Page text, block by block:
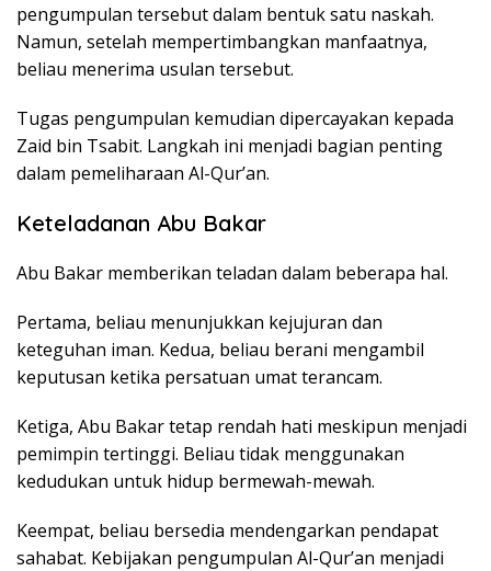
pengumpulan tersebut dalam bentuk satu naskah.
Namun, setelah mempertimbangkan manfaatnya,
beliau menerima usulan tersebut.
Tugas pengumpulan kemudian dipercayakan kepada
Zaid bin Tsabit. Langkah ini menjadi bagian penting
dalam pemeliharaan Al-Qur’an.
Keteladanan Abu Bakar
Abu Bakar memberikan teladan dalam beberapa hal.
Pertama, beliau menunjukkan kejujuran dan
keteguhan iman. Kedua, beliau berani mengambil
keputusan ketika persatuan umat terancam.
Ketiga, Abu Bakar tetap rendah hati meskipun menjadi
pemimpin tertinggi. Beliau tidak menggunakan
kedudukan untuk hidup bermewah-mewah.
Keempat, beliau bersedia mendengarkan pendapat
sahabat. Kebijakan pengumpulan Al-Qur’an menjadi